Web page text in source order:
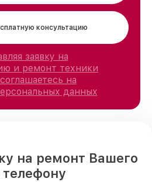
консультацию
заявку на
и ремонт техники
на
данных
на ремонт Вашего
телефону